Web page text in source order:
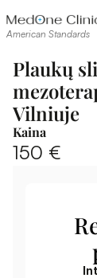
American Standards
Plaukų
Vilniuje
Kaina
150 €